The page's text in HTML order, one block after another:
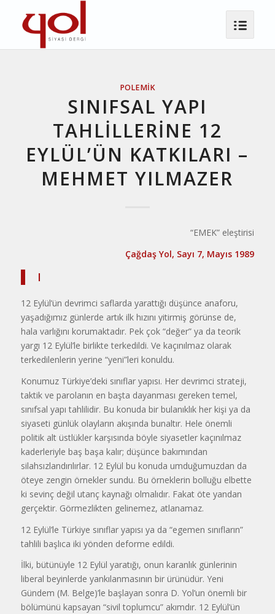
POLEMIK
SINIFSAL YAPI
TAHLİLLERİNE 12
EYLÜL’ÜN KATKILARI –
MEHMET YILMAZER
“EMEK” eleştirisi
Çağdaş Yol, Sayı 7, Mayıs 1989
I
12 Eylül’ün devrimci saflarda yarattığı düşünce anaforu,
yaşadığımız günlerde artık ilk hızını yitirmiş görünse de,
hala varlığını korumaktadır. Pek çok “değer” ya da teorik
yargı 12 Eylül’le birlikte terkedildi. Ve kaçınılmaz olarak
terkedilenlerin yerine “yeni”leri konul­du.
Konumuz Türkiye’deki sınıflar yapı­sı. Her devrimci strateji,
taktik ve pa­rolanın en başta dayanması gereken temel,
sınıfsal yapı tahlilidir. Bu konu­da bir bulanıklık her kişi ya da
siyaseti günlük olayların akışında bunaltır. He­le önemli
politik alt üstlükler karşısın­da böyle siyasetler kaçınılmaz
kader­leriyle baş başa kalır; düşünce bakımın­dan
silahsızlandırılırlar. 12 Eylül bu konuda umduğumuzdan da
öteye zen­gin örnekler sundu. Bu örneklerin bol­luğu elbette
ki sevinç değil utanç kaynağı olmalıdır. Fakat öte yandan
gerçektir. Görmezlikten gelinemez, atlanamaz.
12 Eylül’le Türkiye sınıflar yapısı ya da “egemen sınıfların”
tahlili başlıca iki yönden deforme edildi.
İlki, bütünüyle 12 Eylül yaratığı, onun karanlık günlerinin
liberal beyin­lerde yankılanmasının bir ürünüdür. Yeni
Gündem (M. Belge)’le başlayan sonra D. Yol’un önemli bir
bölümünü kapsayan “sivil toplumcu” akımdır. 12 Eylül’ün